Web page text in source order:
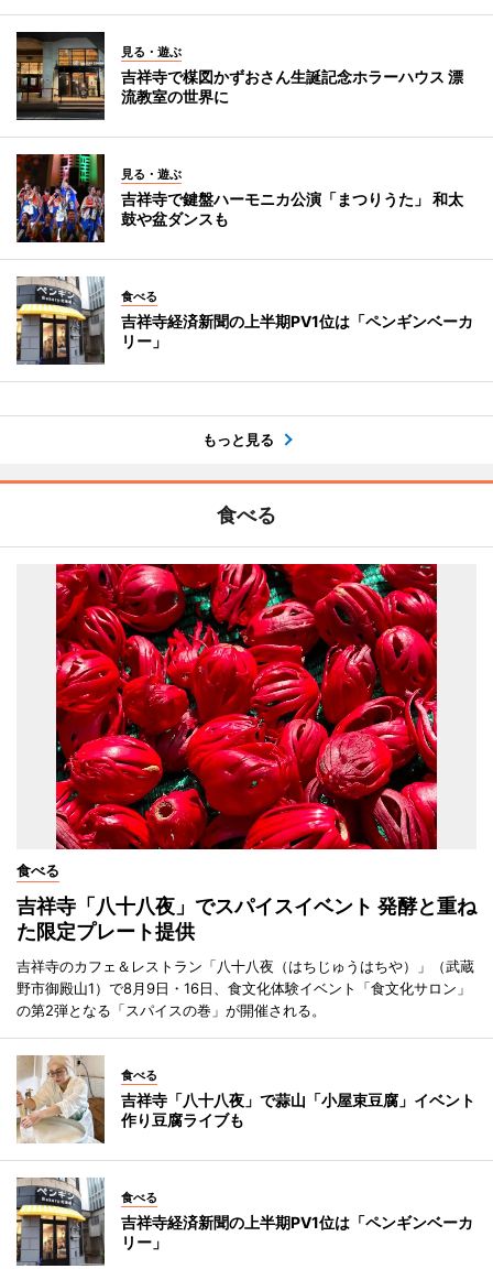
見る・遊ぶ
吉祥寺で楳図かずおさん生誕記念ホラーハウス 漂
流教室の世界に
見る・遊ぶ
吉祥寺で鍵盤ハーモニカ公演「まつりうた」 和太
鼓や盆ダンスも
食べる
吉祥寺経済新聞の上半期PV1位は「ペンギンベーカ
リー」
もっと見る
食べる
食べる
吉祥寺「八十八夜」でスパイスイベント 発酵と重ね
た限定プレート提供
吉祥寺のカフェ＆レストラン「八十八夜（はちじゅうはちや）」（武蔵
野市御殿山1）で8月9日・16日、食文化体験イベント「食文化サロン」
の第2弾となる「スパイスの巻」が開催される。
食べる
吉祥寺「八十八夜」で蒜山「小屋束豆腐」イベント
作り豆腐ライブも
食べる
吉祥寺経済新聞の上半期PV1位は「ペンギンベーカ
リー」